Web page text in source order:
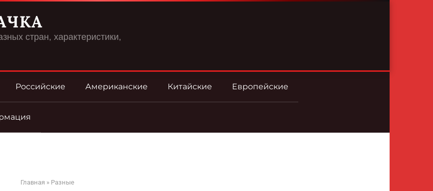
стран, характеристики,
Российские Американские Китайские Европейские
Главная » Разные